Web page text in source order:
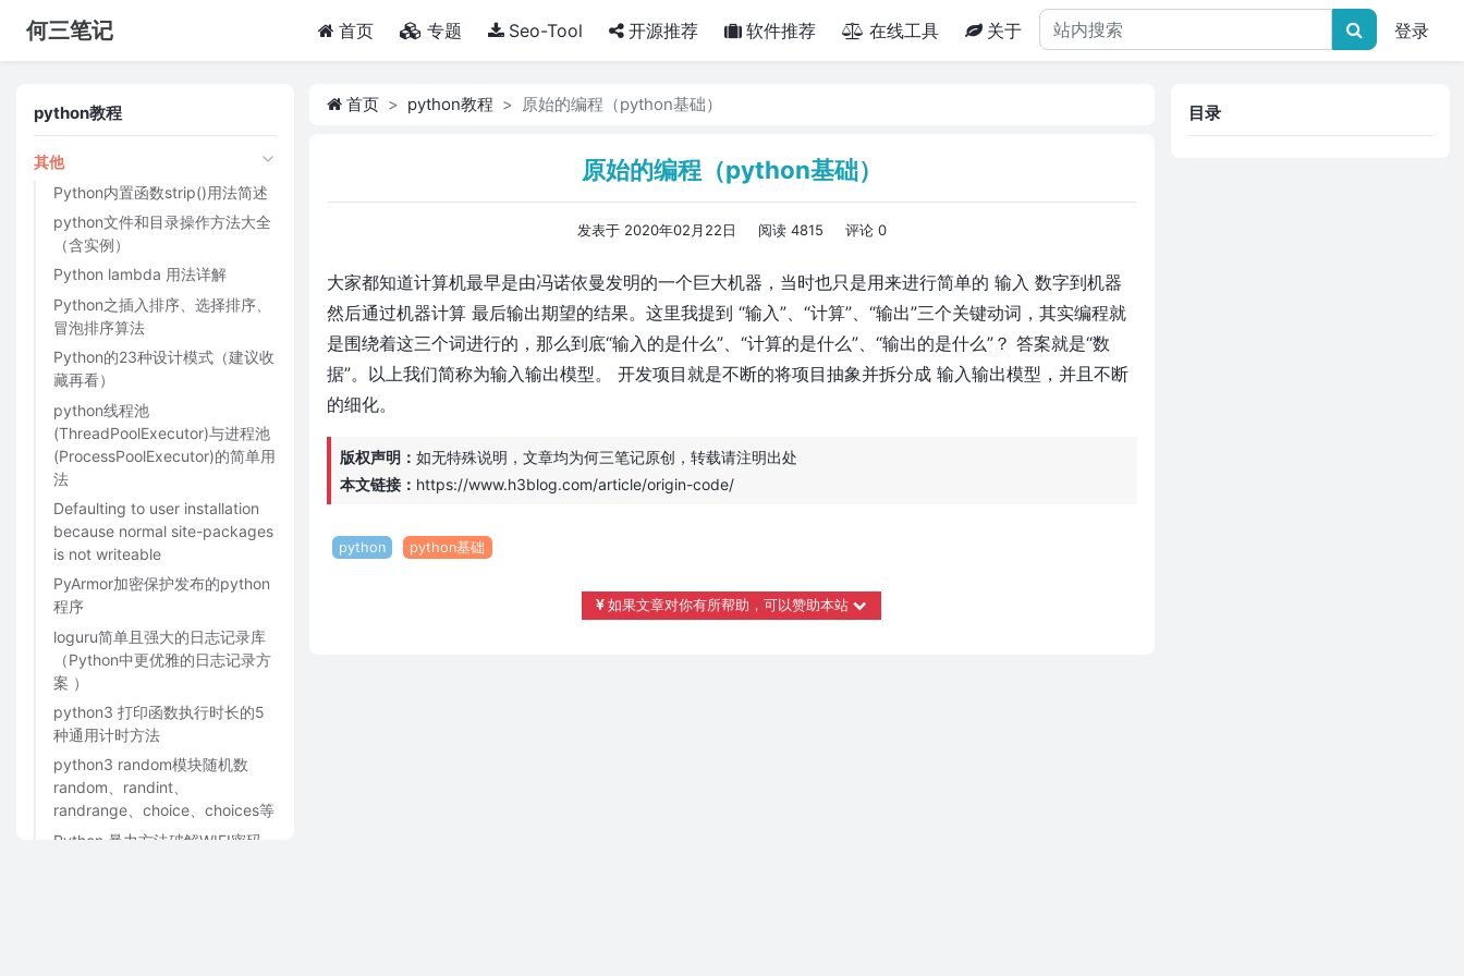
何三笔记 首页(current)专题 Seo-Tool 开源推荐 软件推荐 在线工具 关于 登录
python教程
其他
Python内置函数strip()用法简述
python文件和目录操作方法大全
（含实例）
Python lambda 用法详解
Python之插入排序、选择排序、
冒泡排序算法
Python的23种设计模式（建议收
藏再看）
python线程池
(ThreadPoolExecutor)与进程池
(ProcessPoolExecutor)的简单用
法
Defaulting to user installation
because normal site-packages
is not writeable
PyArmor加密保护发布的python
程序
loguru简单且强大的日志记录库
（Python中更优雅的日志记录方
案 ）
python3 打印函数执行时长的5
种通用计时方法
python3 random模块随机数
random、randint、
randrange、choice、choices等
Python 暴力方法破解WIFI密码
首页 python教程 原始的编程（python基础）
原始的编程（python基础）
发表于 2020年02月22日 阅读 4815 评论 0
大家都知道计算机最早是由冯诺依曼发明的一个巨大机器，当时也只是用来进行简单的 输入 数字到机器
然后通过机器计算 最后输出期望的结果。这里我提到 “输入”、“计算”、“输出”三个关键动词，其实编程就
是围绕着这三个词进行的，那么到底“输入的是什么”、“计算的是什么”、“输出的是什么”？ 答案就是“数
据”。以上我们简称为输入输出模型。 开发项目就是不断的将项目抽象并拆分成 输入输出模型，并且不断
的细化。
版权声明： 如无特殊说明，文章均为何三笔记原创，转载请注明出处
本文链接： https://www.h3blog.com/article/origin-code/
python python基础
如果文章对你有所帮助，可以赞助本站
目录